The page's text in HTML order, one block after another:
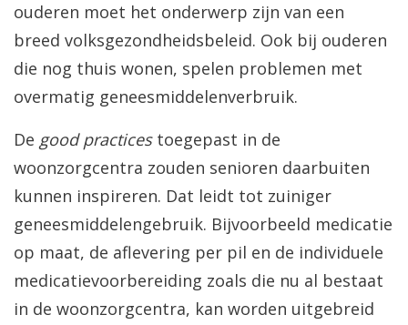
ouderen moet het onderwerp zijn van een
breed volksgezondheidsbeleid. Ook bij ouderen
die nog thuis wonen, spelen problemen met
overmatig geneesmiddelenverbruik.
De good practicestoegepast in de
woonzorgcentra zouden senioren daarbuiten
kunnen inspireren. Dat leidt tot zuiniger
geneesmiddelengebruik. Bijvoorbeeld medicatie
op maat, de aflevering per pil en de individuele
medicatievoorbereiding zoals die nu al bestaat
in de woonzorgcentra, kan worden uitgebreid